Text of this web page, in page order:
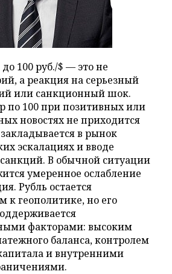
100 руб./$ — это не
а реакция на серьезный
или санкционный шок.
по 100 при позитивных или
новостях не приходится
в рынок
эскалациях и вводе
В обычной ситуации
умеренное ослабление
Рубль остается
к геополитике, но его
факторами: высоким
баланса, контролем
и внутренними